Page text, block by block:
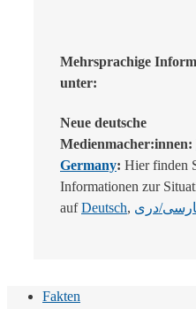
Mehrsprachige
unter:
Neue deutsche
Medienmacher:innen:
Germany: Hier finden
Informationen zur
aufDeutsch, دری
Fakten